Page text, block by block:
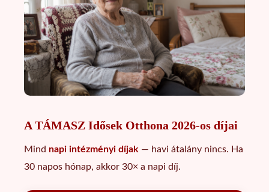
A TÁMASZ Idősek Otthona 2026-os díjai
Mind napi intézményi díjak — havi átalány nincs. Ha
30 napos hónap, akkor 30× a napi díj.